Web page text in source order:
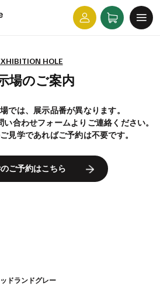
グ
イ
ー
ト
HOLE
場のご案内
では、展示品番が異なります。
合わせフォームよりご連絡ください。
見学であればご予約は不要です。
ご予約はこちら
ドランドグレー